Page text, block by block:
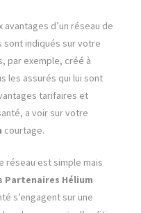
d’un réseau de
sont indiqués sur votre
par exemple, créé à
les assurés qui lui sont
tarifaires et
a voir sur votre
courtage.
réseau est simple mais
Hélium
s’engagent sur une